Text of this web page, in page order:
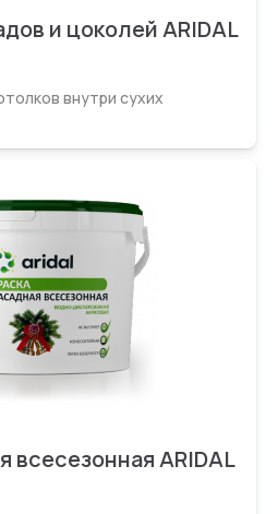
и цоколей ARIDAL
внутри сухих
всесезонная ARIDAL